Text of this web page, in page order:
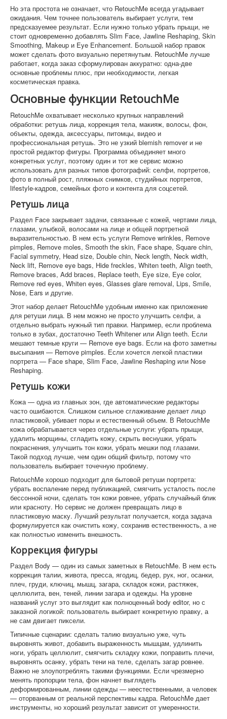
Но эта простота не означает, что RetouchMe всегда угадывает
ожидания. Чем точнее пользователь выбирает услуги, тем
предсказуемее результат. Если нужно только убрать прыщи, не
стоит одновременно добавлять Slim Face, Jawline Reshaping, Skin
Smoothing, Makeup и Eye Enhancement. Большой набор правок
может сделать фото визуально перетянутым. RetouchMe лучше
работает, когда заказ сформулирован аккуратно: одна-две
основные проблемы плюс, при необходимости, легкая
косметическая правка.
Основные функции RetouchMe
RetouchMe охватывает несколько крупных направлений
обработки: ретушь лица, коррекция тела, макияж, волосы, фон,
объекты, одежда, аксессуары, питомцы, видео и
профессиональная ретушь. Это не узкий blemish remover и не
простой редактор фигуры. Программа объединяет много
конкретных услуг, поэтому один и тот же сервис можно
использовать для разных типов фотографий: селфи, портретов,
фото в полный рост, пляжных снимков, студийных портретов,
lifestyle-кадров, семейных фото и контента для соцсетей.
Ретушь лица
Раздел Face закрывает задачи, связанные с кожей, чертами лица,
глазами, улыбкой, волосами на лице и общей портретной
выразительностью. В нем есть услуги Remove wrinkles, Remove
pimples, Remove moles, Smooth the skin, Face shape, Square chin,
Facial symmetry, Head size, Double chin, Neck length, Neck width,
Neck lift, Remove eye bags, Hide freckles, Whiten teeth, Align teeth,
Remove braces, Add braces, Replace teeth, Eye size, Eye color,
Remove red eyes, Whiten eyes, Glasses glare removal, Lips, Smile,
Nose, Ears и другие.
Этот набор делает RetouchMe удобным именно как приложение
для ретуши лица. В нем можно не просто улучшить селфи, а
отдельно выбрать нужный тип правки. Например, если проблема
только в зубах, достаточно Teeth Whitener или Align teeth. Если
мешают темные круги — Remove eye bags. Если на фото заметны
высыпания — Remove pimples. Если хочется легкой пластики
портрета — Face shape, Slim Face, Jawline Reshaping или Nose
Reshaping.
Ретушь кожи
Кожа — одна из главных зон, где автоматические редакторы
часто ошибаются. Слишком сильное сглаживание делает лицо
пластиковой, убивает поры и естественный объем. В RetouchMe
кожа обрабатывается через отдельные услуги: убрать прыщи,
удалить морщины, сгладить кожу, скрыть веснушки, убрать
покраснения, улучшить тон кожи, убрать мешки под глазами.
Такой подход лучше, чем один общий фильтр, потому что
пользователь выбирает точечную проблему.
RetouchMe хорошо подходит для бытовой ретуши портрета:
убрать воспаление перед публикацией, смягчить усталость после
бессонной ночи, сделать тон кожи ровнее, убрать случайный блик
или красноту. Но сервис не должен превращать лицо в
пластиковую маску. Лучший результат получается, когда задача
формулируется как очистить кожу, сохранив естественность, а не
как полностью изменить внешность.
Коррекция фигуры
Раздел Body — один из самых заметных в RetouchMe. В нем есть
коррекция талии, живота, пресса, ягодиц, бедер, рук, ног, осанки,
плеч, груди, ключиц, мышц, загара, складок кожи, растяжек,
целлюлита, вен, теней, линии загара и одежды. На уровне
названий услуг это выглядит как полноценный body editor, но с
заказной логикой: пользователь выбирает конкретную правку, а
не сам двигает пиксели.
Типичные сценарии: сделать талию визуально уже, чуть
выровнять живот, добавить выраженность мышцам, удлинить
ноги, убрать целлюлит, смягчить складку кожи, поправить плечи,
выровнять осанку, убрать тени на теле, сделать загар ровнее.
Важно не злоупотреблять такими функциями. Если чрезмерно
менять пропорции тела, фон начнет выглядеть
деформированным, линии одежды — неестественными, а человек
— оторванным от реальной перспективы кадра. RetouchMe дает
инструменты, но хороший результат зависит от умеренности.